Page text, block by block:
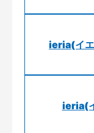
ieria(イエ
ieria(